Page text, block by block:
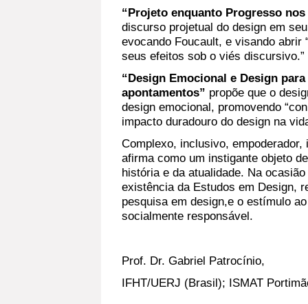
“Projeto enquanto Progresso
discurso projetual do design em
evocando Foucault, e visando abrir
seus efeitos sob o viés discursivo.”
“Design Emocional e Design
apontamentos” propõe que o
design emocional, promovendo
impacto duradouro do design na
Complexo, inclusivo,
afirma como um instigante objeto
história e da atualidade. Na
existência da Estudos em Design,
pesquisa em design,e o estímulo
socialmente responsável.
Prof. Dr. Gabriel Patrocínio,
IFHT/UERJ (Brasil); ISMAT